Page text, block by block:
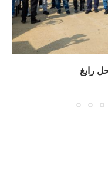
رابغ